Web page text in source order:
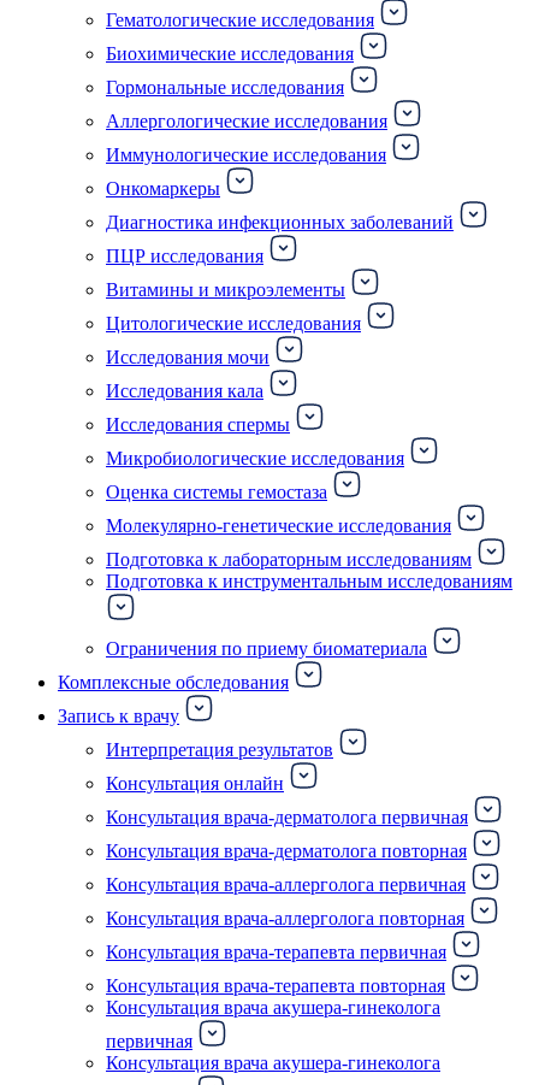
Гематологические исследования
Биохимические исследования
Гормональные исследования
Аллергологические исследования
Иммунологические исследования
Онкомаркеры
Диагностика инфекционных заболеваний
ПЦР исследования
Витамины и микроэлементы
Цитологические исследования
Исследования мочи
Исследования кала
Исследования спермы
Микробиологические исследования
Оценка системы гемостаза
Молекулярно-генетические исследования
Подготовка к лабораторным исследованиям
Подготовка к инструментальным исследованиям
Ограничения по приему биоматериала
Комплексные обследования
Запись к врачу
Интерпретация результатов
Консультация онлайн
Консультация врача-дерматолога первичная
Консультация врача-дерматолога повторная
Консультация врача-аллерголога первичная
Консультация врача-аллерголога повторная
Консультация врача-терапевта первичная
Консультация врача-терапевта повторная
Консультация врача акушера-гинеколога
первичная
Консультация врача акушера-гинеколога